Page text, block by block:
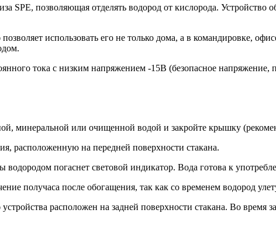
SPE, позволяющая отделять водород от кислорода.
использовать его не только дома, а в командировке,
тока с низким напряжением -15В (безопасное
минеральной или очищенной водой и закройте крышку
расположенную на передней поверхности стакана.
водородом погаснет световой индикатор. Вода готова к
получаса после обогащения, так как со временем водород
расположен на задней поверхности стакана. Во время